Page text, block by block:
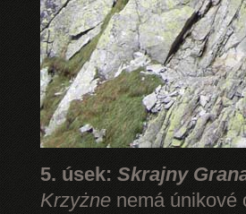
5. úsek: Skrajny
Krzyżne nemá únikové